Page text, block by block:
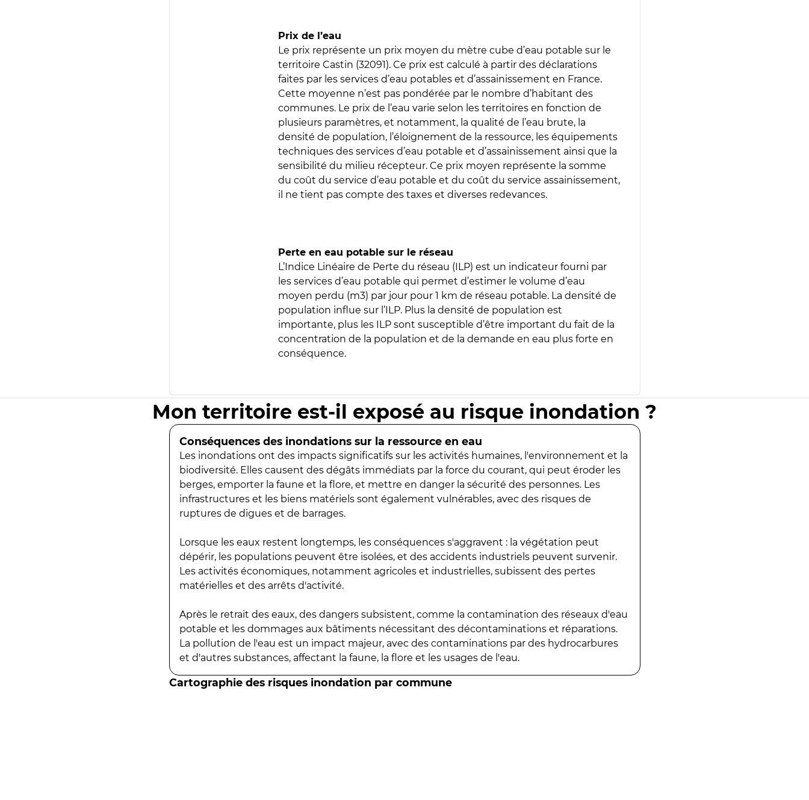
Prix de l’eau
Le prix représente un prix moyen du mètre cube d’eau potable sur le
territoire Castin (32091). Ce prix est calculé à partir des déclarations
faites par les services d’eau potables et d’assainissement en France.
Cette moyenne n’est pas pondérée par le nombre d’habitant des
communes. Le prix de l’eau varie selon les territoires en fonction de
plusieurs paramètres, et notamment, la qualité de l’eau brute, la
densité de population, l’éloignement de la ressource, les équipements
techniques des services d’eau potable et d’assainissement ainsi que la
sensibilité du milieu récepteur. Ce prix moyen représente la somme
du coût du service d’eau potable et du coût du service assainissement,
il ne tient pas compte des taxes et diverses redevances.
Perte en eau potable sur le réseau
L’Indice Linéaire de Perte du réseau (ILP) est un indicateur fourni par
les services d’eau potable qui permet d’estimer le volume d’eau
moyen perdu (m3) par jour pour 1 km de réseau potable. La densité de
population influe sur l’ILP. Plus la densité de population est
importante, plus les ILP sont susceptible d’être important du fait de la
concentration de la population et de la demande en eau plus forte en
conséquence.
Mon territoire est-il exposé au risque inondation ?
Conséquences des inondations sur la ressource en eau
Les inondations ont des impacts significatifs sur les activités humaines, l'environnement et la
biodiversité. Elles causent des dégâts immédiats par la force du courant, qui peut éroder les
berges, emporter la faune et la flore, et mettre en danger la sécurité des personnes. Les
infrastructures et les biens matériels sont également vulnérables, avec des risques de
ruptures de digues et de barrages.
Lorsque les eaux restent longtemps, les conséquences s'aggravent : la végétation peut
dépérir, les populations peuvent être isolées, et des accidents industriels peuvent survenir.
Les activités économiques, notamment agricoles et industrielles, subissent des pertes
matérielles et des arrêts d'activité.
Après le retrait des eaux, des dangers subsistent, comme la contamination des réseaux d'eau
potable et les dommages aux bâtiments nécessitant des décontaminations et réparations.
La pollution de l'eau est un impact majeur, avec des contaminations par des hydrocarbures
et d'autres substances, affectant la faune, la flore et les usages de l'eau.
Cartographie des risques inondation par commune